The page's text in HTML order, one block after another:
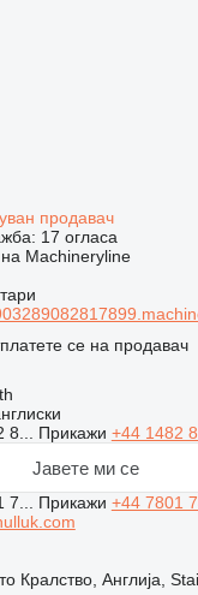
продавач
17 огласа
Machineryline
се на продавач
8... Прикажи +44 1482
Јавете ми се
7... Прикажи +44 7801
Кралство, Англија,